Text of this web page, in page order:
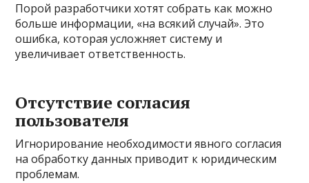
Порой разработчики хотят собрать как можно
больше информации, «на всякий случай». Это
ошибка, которая усложняет систему и
увеличивает ответственность.
Отсутствие согласия
пользователя
Игнорирование необходимости явного согласия
на обработку данных приводит к юридическим
проблемам.